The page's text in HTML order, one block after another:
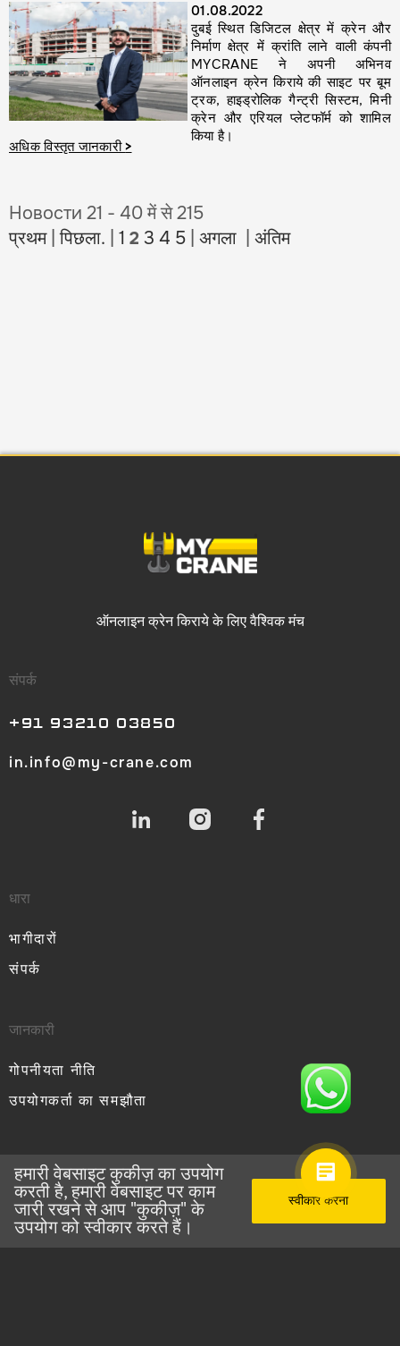
अधिक विस्तृत जानकारी>
01.08.2022
दुबई स्थित डिजिटल क्षेत्र में क्रेन और
निर्माण क्षेत्र में क्रांति लाने वाली कंपनी
MYCRANE ने अपनी अभिनव
ऑनलाइन क्रेन किराये की साइट पर बूम
ट्रक, हाइड्रोलिक गैन्ट्री सिस्टम, मिनी
क्रेन और एरियल प्लेटफॉर्म को शामिल
किया है।
Новости 21 - 40 में से 215
प्रथम|पिछला. 1 2 3 4 5 अगला अंतिम
ऑनलाइन क्रेन किरायेके लिए वैश्विक मंच
धारा
भागीदारों
संपर्क
जानकारी
गोपनीयता नीति
उपयोगकर्ता का समझौता
संपर्क
+91 93210 03850
in.info@my-crane.com
MYCRANE© सर्वाधिकार सुरक्षित 2026
हमारी वेबसाइट कुकीज़ का उपयोग
करती है, हमारी वेबसाइट पर काम
जारी रखने से आप "कुकीज़" के
उपयोग को स्वीकार करते हैं।
स्वीकार करना